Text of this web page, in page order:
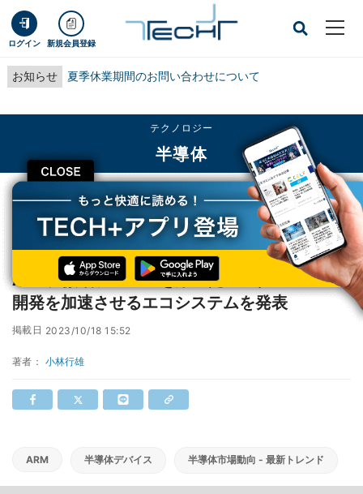
ログイン 新規会員登録
お知らせ 夏季休業期間のお問い合わせについて
CLOSE
テクノロジー
半導体
TECH+ テクノロジー
半導体
Arm、微細プロセスを用いたカスタムSoCの開発を加速させるエコシステムを発
Arm、微細プロセスを用いたカスタムSoCの
開発を加速させるエコシステムを発表
掲載日 2023/10/18 15:52
著者： 小林行雄
ARM 半導体デバイス 半導体市場動向 - 最新トレンド